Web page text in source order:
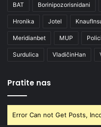
BAT Borinipozorisnidani
Hronika Jotel
Meridianbet MUP
Surdulica VladičinHan
Pratite nas
Error Can not Get Posts,